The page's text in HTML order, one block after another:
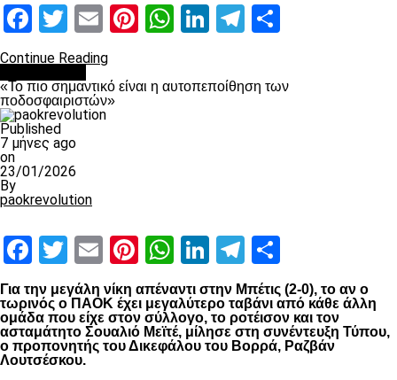
Facebook
Twitter
EmailPinterest
WhatsApp
LinkedIn
Telegram
Continue Reading
«Το πιο σημαντικό είναι η αυτοπεποίθηση των
ποδοσφαιριστών»
Published
7 μήνες ago
on
23/01/2026
By
paokrevolution
Facebook
Twitter
EmailPinterest
WhatsApp
LinkedIn
Telegram
Για την μεγάλη νίκη απέναντι στην Μπέτις (2-0), το αν ο
τωρινός ο ΠΑΟΚ έχει μεγαλύτερο ταβάνι από κάθε άλλη
ομάδα που είχε στον σύλλογο, το ροτέισον και τον
ασταμάτητο Σουαλιό Μεϊτέ, μίλησε στη συνέντευξη Τύπου,
ο προπονητής του Δικεφάλου του Βορρά, Ραζβάν
Λουτσέσκου.